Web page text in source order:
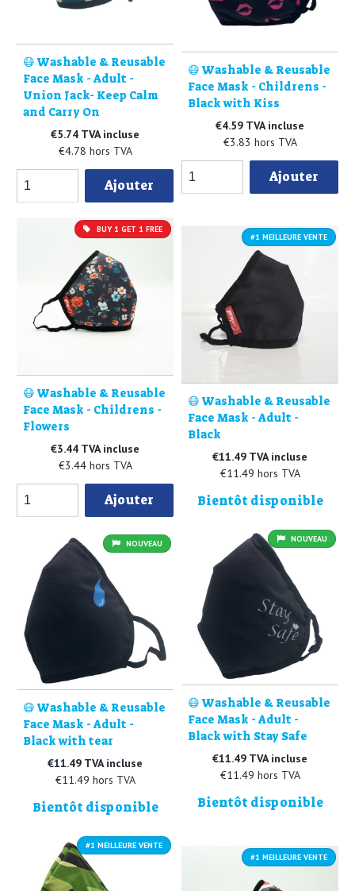
😷 Washable & Reusable
Face Mask - Adult -
Union Jack- Keep Calm
and Carry On
€5.74 TVA incluse
€4.78 hors TVA
Ajouter
😷 Washable & Reusable
Face Mask - Childrens -
Black with Kiss
€4.59 TVA incluse
€3.83 hors TVA
Ajouter
BUY 1 GET 1 FREE
😷 Washable & Reusable
Face Mask - Childrens -
Flowers
€3.44 TVA incluse
€3.44 hors TVA
Ajouter
#1 MEILLEURE VENTE
😷 Washable & Reusable
Face Mask - Adult -
Black
€11.49 TVA incluse
€11.49 hors TVA
Bientôt disponible
NOUVEAU
😷 Washable & Reusable
Face Mask - Adult -
Black with Stay Safe
€11.49 TVA incluse
€11.49 hors TVA
Bientôt disponible
NOUVEAU
😷 Washable & Reusable
Face Mask - Adult -
Black with tear
€11.49 TVA incluse
€11.49 hors TVA
Bientôt disponible
#1 MEILLEURE VENTE
#1 MEILLEURE VENTE